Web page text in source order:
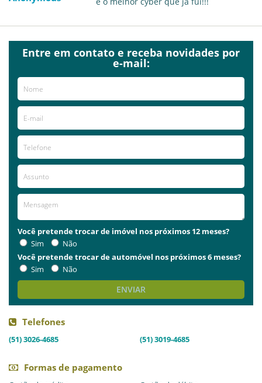
Entre em contato e receba novidades por
e-mail:
Você pretende trocar de imóvel nos próximos 12 meses?
Sim
Não
Você pretende trocar de automóvel nos próximos 6 meses?
Sim
Não
ENVIAR
Telefones
(51) 3026-4685 (51) 3019-4685
Formas de pagamento